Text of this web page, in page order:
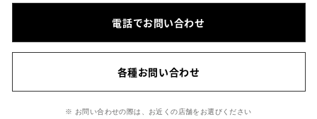
電話でお問い合わせ
各種お問い合わせ
※ お問い合わせの際は、お近くの店舗をお選びください